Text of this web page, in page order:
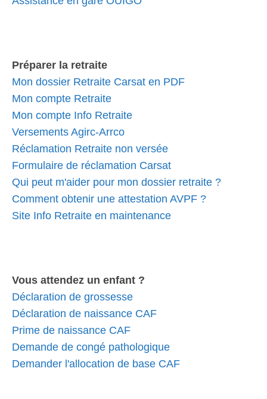
Préparer la retraite
Mon dossier Retraite Carsat en PDF
Mon compte Retraite
Mon compte Info Retraite
Versements Agirc-Arrco
Réclamation Retraite non versée
Formulaire de réclamation Carsat
Qui peut m'aider pour mon dossier retraite ?
Comment obtenir une attestation AVPF ?
Site Info Retraite en maintenance
Vous attendez un enfant ?
Déclaration de grossesse
Déclaration de naissance CAF
Prime de naissance CAF
Demande de congé pathologique
Demander l'allocation de base CAF